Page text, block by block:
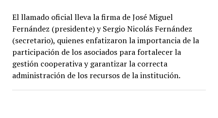
El llamado oficial lleva la firma de José Miguel
Fernández (presidente) y Sergio Nicolás Fernández
(secretario), quienes enfatizaron la importancia de la
participación de los asociados para fortalecer la
gestión cooperativa y garantizar la correcta
administración de los recursos de la institución.